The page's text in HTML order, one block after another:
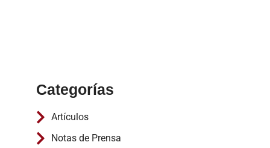
Categorías
Artículos
Notas de Prensa